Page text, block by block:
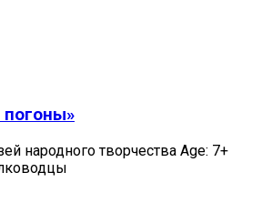
погоны»
народного творчества Age: 7+